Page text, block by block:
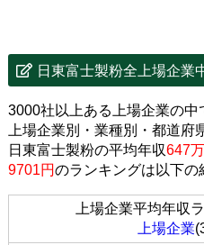
日東富士製粉全上場企業
3000社以上ある上場企業の
上場企業別・業種別・都道府
日東富士製粉の平均年収647
9701円のランキングは以下の
上場企業平均年収
上場企業